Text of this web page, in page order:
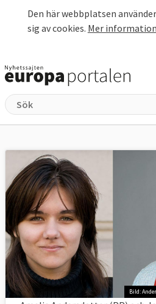
Den här webbplatsen använder
sig av cookies. Mer information
Bild: